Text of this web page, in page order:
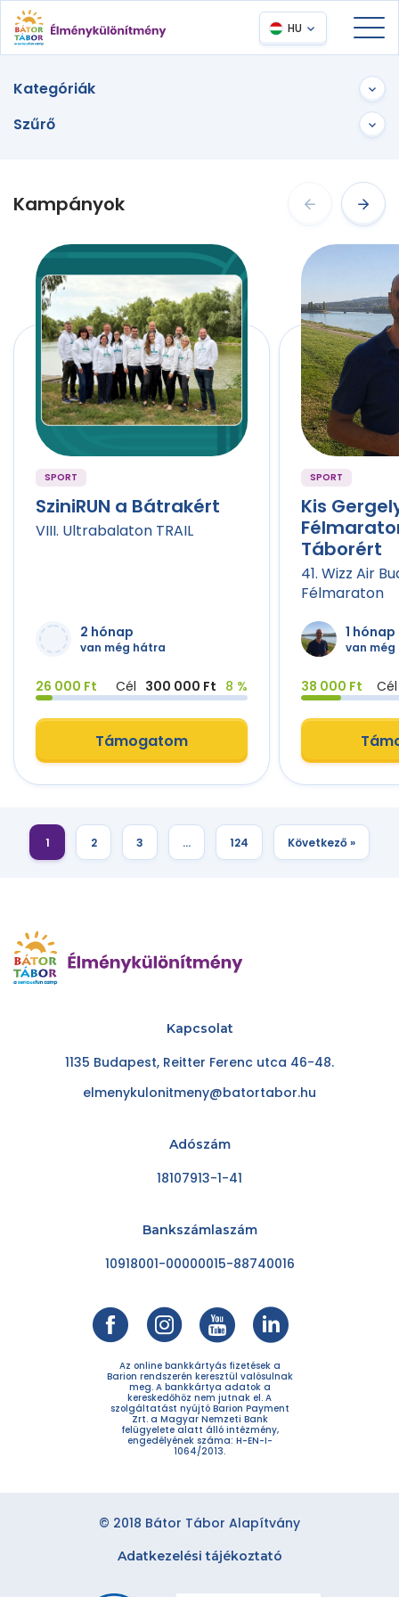
HU
Kategóriák
Szűrő
Kampányok
SPORT
SziniRUN a Bátrakért
VIII. Ultrabalaton TRAIL
2 hónap
van még hátra
26 000 Ft Cél 300 000 Ft 8 %
Támogatom
SPORT
Kis
Táborért
41. Wizz Air
Félmaraton
1 hónap
van
38 000 Ft Cél
1 2 3 … 124 Következő »
Kapcsolat
1135 Budapest, Reitter Ferenc utca 46-48.
elmenykulonitmeny@batortabor.hu
Adószám
18107913-1-41
Bankszámlaszám
10918001-00000015-88740016
Az online bankkártyás fizetések a
Barion rendszerén keresztül valósulnak
meg. A bankkártya adatok a
kereskedőhöz nem jutnak el. A
szolgáltatást nyújtó Barion Payment
Zrt. a Magyar Nemzeti Bank
felügyelete alatt álló intézmény,
engedélyének száma: H-EN-I-
1064/2013.
© 2018 Bátor Tábor Alapítvány
Adatkezelési tájékoztató